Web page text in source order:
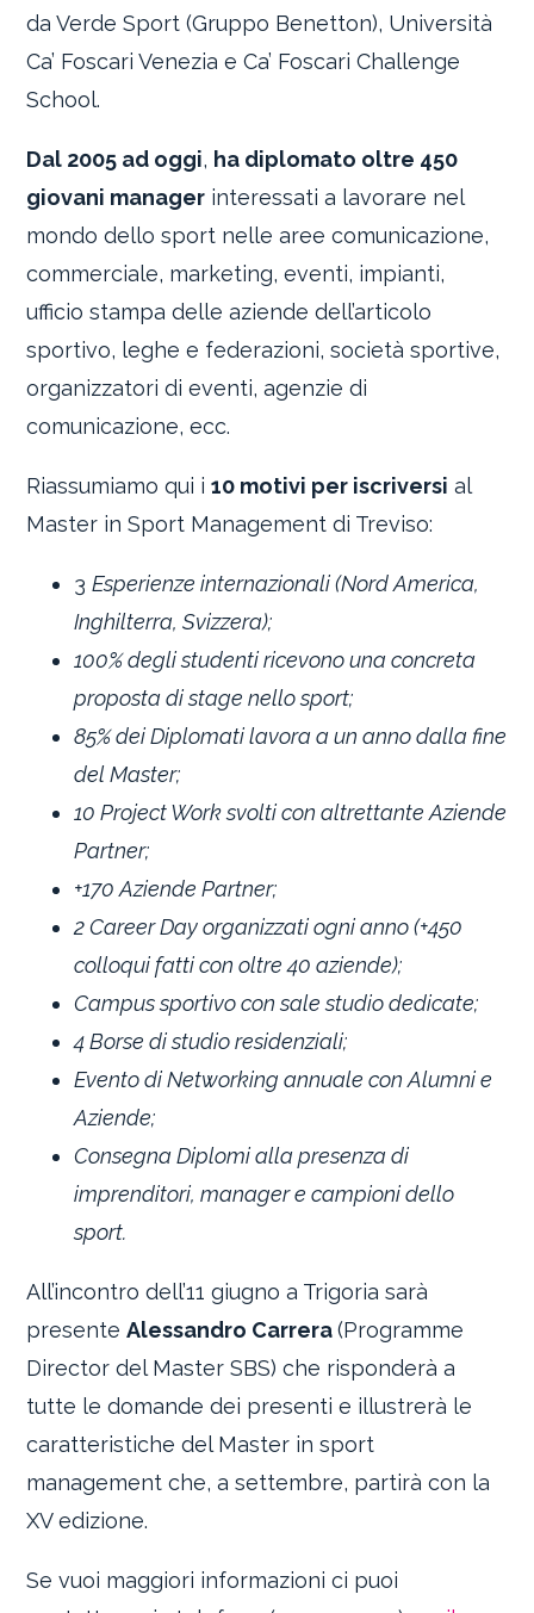
da Verde Sport (Gruppo Benetton), Università
Ca’ Foscari Venezia e Ca’ Foscari Challenge
School.
Dal 2005 ad oggi, ha diplomato oltre 450
giovani manager interessati a lavorare nel
mondo dello sport nelle aree comunicazione,
commerciale, marketing, eventi, impianti,
ufficio stampa delle aziende dell’articolo
sportivo, leghe e federazioni, società sportive,
organizzatori di eventi, agenzie di
comunicazione, ecc.
Riassumiamo qui i10 motivi per iscriversi al
Master in Sport Management di Treviso:
3Esperienze internazionali (Nord America,
Inghilterra, Svizzera);
100% degli studenti ricevono una concreta
proposta di stage nello sport;
85% dei Diplomati lavora a un anno dalla fine
del Master;
10 Project Work svolti con altrettante Aziende
Partner;
+170 Aziende Partner;
2 Career Day organizzati ogni anno (+450
colloqui fatti con oltre 40 aziende);
Campus sportivo con sale studio dedicate;
4 Borse di studio residenziali;
Evento di Networking annuale con Alumni e
Aziende;
Consegna Diplomi alla presenza di
imprenditori, manager e campioni dello
sport.
All’incontro dell’11 giugno a Trigoria sarà
presenteAlessandro Carrera(Programme
Director del Master SBS) che risponderà a
tutte le domande dei presenti e illustrerà le
caratteristiche del Master in sport
management che, a settembre, partirà con la
XV edizione.
Se vuoi maggiori informazioni ci puoi